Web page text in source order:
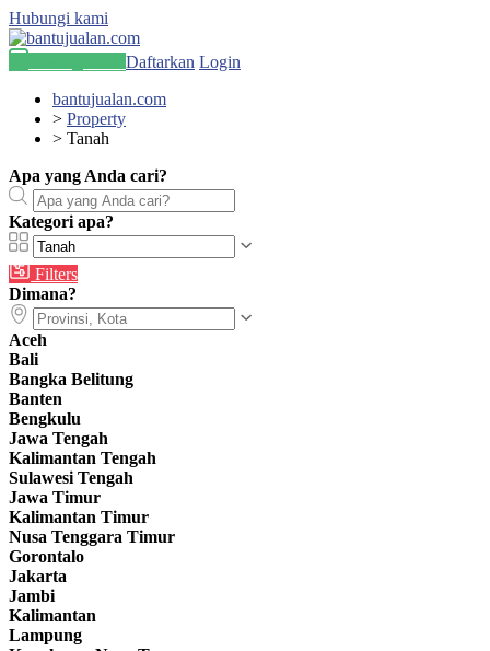
Hubungi kami
Daftarkan Login
bantujualan.com
> Property
> Tanah
Apa yang Anda cari?
Kategori apa?
Filters
Dimana?
Aceh
Bali
Bangka Belitung
Banten
Bengkulu
Jawa Tengah
Kalimantan Tengah
Sulawesi Tengah
Jawa Timur
Kalimantan Timur
Nusa Tenggara Timur
Gorontalo
Jakarta
Jambi
Kalimantan
Lampung